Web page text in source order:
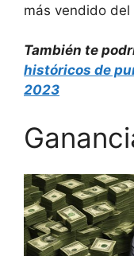
más vendido del
También te
históricos de
2023